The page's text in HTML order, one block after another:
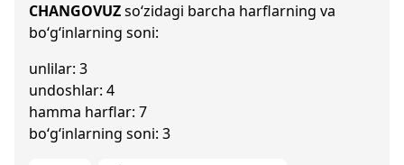
CHANGOVUZso‘zidagi barcha harflarning va
bo‘g‘inlarning soni:
unlilar: 3
undoshlar: 4
hamma harflar: 7
bo‘g‘inlarning soni: 3